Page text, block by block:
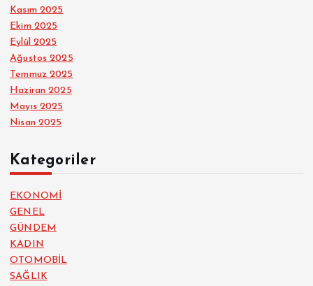
Kasım 2025
Ekim 2025
Eylül 2025
Ağustos 2025
Temmuz 2025
Haziran 2025
Mayıs 2025
Nisan 2025
Kategoriler
EKONOMİ
GENEL
GÜNDEM
KADIN
OTOMOBİL
SAĞLIK